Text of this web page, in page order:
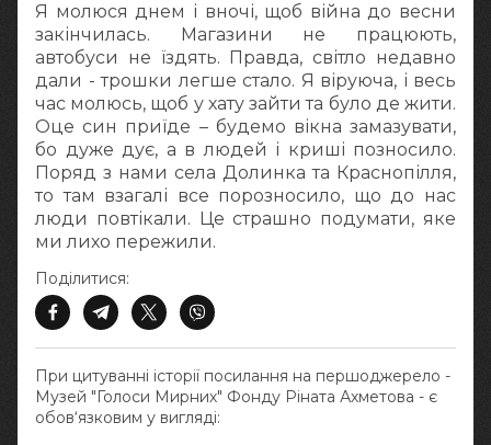
Я молюся днем і вночі, щоб війна до весни
закінчилась. Магазини не працюють,
автобуси не їздять. Правда, світло недавно
дали - трошки легше стало. Я віруюча, і весь
час молюсь, щоб у хату зайти та було де жити.
Оце син приїде – будемо вікна замазувати,
бо дуже дує, а в людей і криші позносило.
Поряд з нами села Долинка та Краснопілля,
то там взагалі все порозносило, що до нас
люди повтікали. Це страшно подумати, яке
ми лихо пережили.
При цитуванні історії посилання на першоджерело -
Музей "Голоси Мирних" Фонду Ріната Ахметова - є
обов‘язковим у вигляді:
Поділитися: